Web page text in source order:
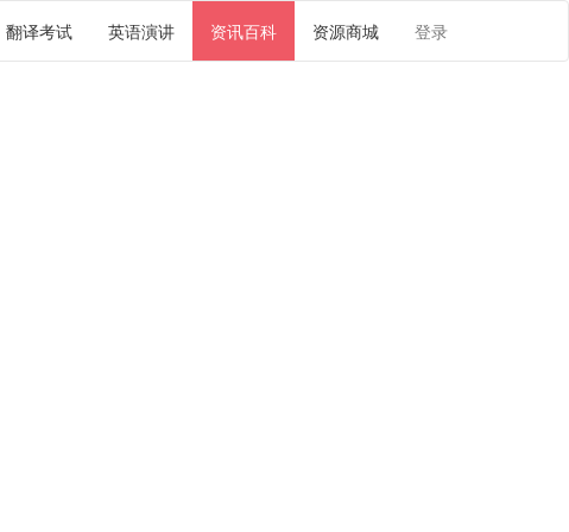
翻译考试 英语演讲 资讯百科 资源商城 登录